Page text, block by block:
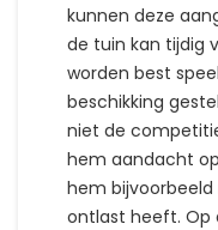
kunnen deze
de tuin kan tijdig
worden best
beschikking
niet de
hem aandacht
hem
ontlast heeft. Op